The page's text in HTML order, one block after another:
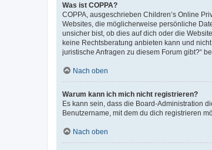
Was ist COPPA?
COPPA, ausgeschrieben Children’s Online
Websites, die möglicherweise persönliche
unsicher bist, ob dies auf dich oder die
keine Rechtsberatung anbieten kann und
juristische Anfragen zu diesem Forum gibt?“
Nach oben
Warum kann ich mich nicht registrieren?
Es kann sein, dass die Board-Administration
Benutzername, mit dem du dich registrieren
Nach oben